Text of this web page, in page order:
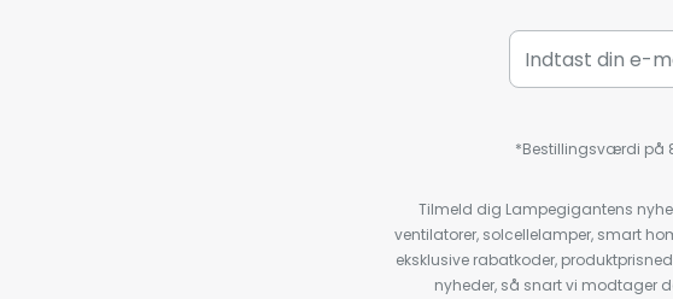
*Bestillingsværdi på
Tilmeld dig Lampegigantens
ventilatorer, solcellelamper, smart
eksklusive rabatkoder,
nyheder, så snart vi modtager